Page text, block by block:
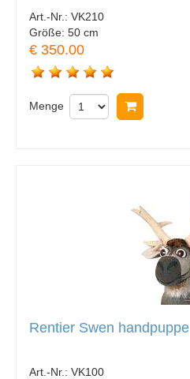
Art.-Nr.: VK210
Größe: 50 cm
€ 350.00
Menge
Rentier Swen handpuppe
Art.-Nr.: VK100